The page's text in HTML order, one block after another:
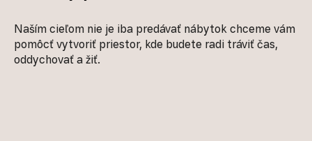
Naším cieľom nie je iba predávať nábytok chceme vám
pomôcť vytvoriť priestor, kde budete radi tráviť čas,
oddychovať a žiť.